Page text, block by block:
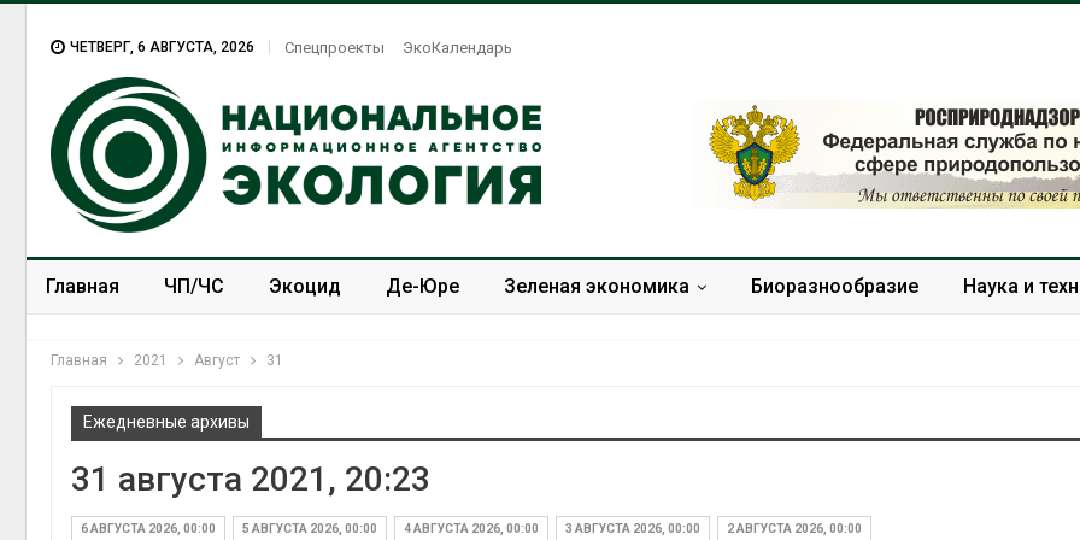
ЧЕТВЕРГ, 6 АВГУСТА, 2026 Спецпроекты ЭкоКалендарь
Главная ЧП/ЧС Экоцид Де-Юре Зеленая экономика Биоразнообразие Наука и
Главная 2021 Август 31
Ежедневные архивы
31 августа 2021, 20:23
6 АВГУСТА 2026, 00:00 5 АВГУСТА 2026, 00:00 4 АВГУСТА 2026, 00:00 3 АВГУСТА 2026, 00:00 2 АВГУСТА 2026, 00:00
последствия разлива
химикатов после пожара